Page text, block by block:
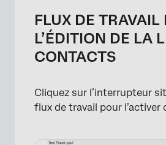
FLUX DE TRAVAIL
L’ÉDITION DE LA
CONTACTS
Cliquez sur l’interrupteur
flux de travail pour l’activer